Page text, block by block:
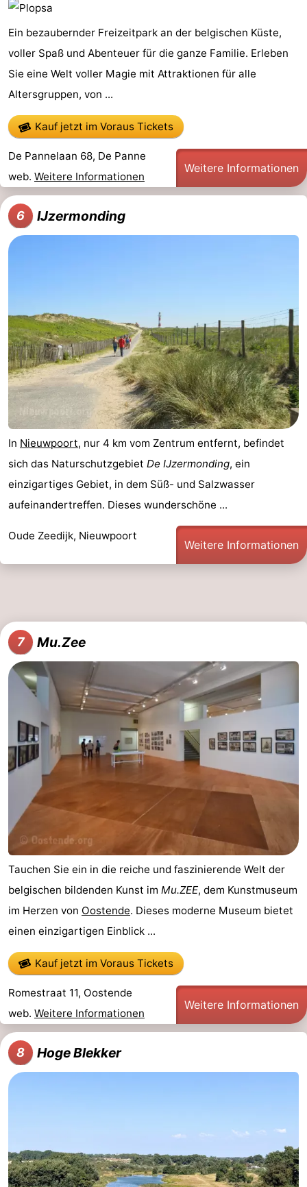
Ein bezaubernder Freizeitpark an der belgischen Küste,
voller Spaß und Abenteuer für die ganze Familie. Erleben
Sie eine Welt voller Magie mit Attraktionen für alle
Altersgruppen, von ...
Kauf jetzt im Voraus Tickets
De Pannelaan 68, De Panne
web. Weitere Informationen
Weitere Informationen
6 IJzermonding
In Nieuwpoort, nur 4 km vom Zentrum entfernt, befindet
sich das Naturschutzgebiet De IJzermonding, ein
einzigartiges Gebiet, in dem Süß- und Salzwasser
aufeinandertreffen. Dieses wunderschöne ...
Oude Zeedijk, Nieuwpoort
Weitere Informationen
7 Mu.Zee
Tauchen Sie ein in die reiche und faszinierende Welt der
belgischen bildenden Kunst im Mu.ZEE, dem Kunstmuseum
im Herzen von Oostende. Dieses moderne Museum bietet
einen einzigartigen Einblick ...
Kauf jetzt im Voraus Tickets
Romestraat 11, Oostende
web. Weitere Informationen
Weitere Informationen
8 Hoge Blekker